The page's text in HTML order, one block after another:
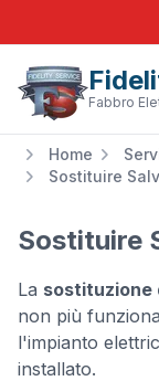
Fabbro
Home
Sostituire
Sostituire
La sostituzione
non più
l'impianto
installato.